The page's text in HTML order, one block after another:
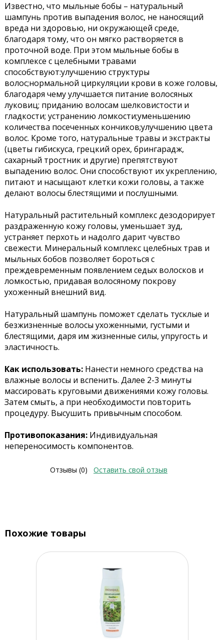
Известно, что мыльные бобы – натуральный
шампунь против выпадения волос, не наносящий
вреда ни здоровью, ни окружающей среде,
благодаря тому, что он мягко растворяется в
проточной воде. При этом мыльные бобы в
комплексе с целебными травами
способствуют:улучшению структуры
волос;нормальной циркуляции крови в коже головы,
благодаря чему улучшается питание волосяных
луковиц; приданию волосам шелковистости и
гладкости; устранению ломкости;уменьшению
количества посеченных кончиков;улучшению цвета
волос. Кроме того, натуральные травы и экстракты
(цветы гибискуса, грецкий орех, брингарадж,
сахарный тростник и другие) препятствуют
выпадению волос. Они способствуют их укреплению,
питают и насыщают клетки кожи головы, а также
делают волосы блестящими и послушными.
Натуральный растительный комплекс дезодорирует
раздраженную кожу головы, уменьшает зуд,
устраняет перхоть и надолго дарит чувство
свежести. Минеральный комплекс целебных трав и
мыльных бобов позволяет бороться с
преждевременным появлением седых волосков и
ломкостью, придавая волосяному покрову
ухоженный внешний вид.
Натуральный шампунь поможет сделать тусклые и
безжизненные волосы ухоженными, густыми и
блестящими, даря им жизненные силы, упругость и
эластичность.
Как использовать:Нанести немного средства на
влажные волосы и вспенить. Далее 2-3 минуты
массировать круговыми движениями кожу головы.
Затем смыть, а при необходимости повторить
процедуру. Высушить привычным способом.
Противопоказания:Индивидуальная
непереносимость компонентов.
Отзывы (0) Оставить свой отзыв
Похожие товары